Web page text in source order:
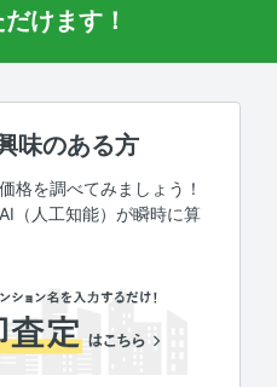
けます！
味のある方
格を調べてみましょう！
（人工知能）が瞬時に算